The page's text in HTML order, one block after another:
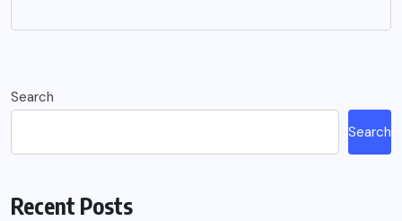
Search
Search
Recent Posts